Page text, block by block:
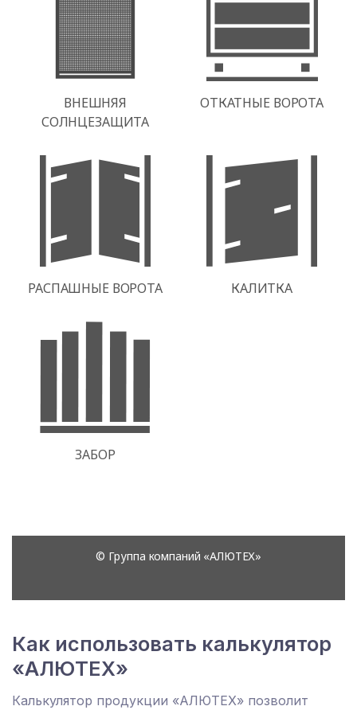
Как использовать калькулятор
«АЛЮТЕХ»
Калькулятор продукции «АЛЮТЕХ» позволит